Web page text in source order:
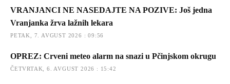
VRANJANCI NE NASEDAJTE NA POZIVE: Još jedna
Vranjanka žrva lažnih lekara
PETAK, 7. AVGUST 2026 : 09:56
OPREZ: Crveni meteo alarm na snazi u Pčinjskom okrugu
ČETVRTAK, 6. AVGUST 2026 : 15:42